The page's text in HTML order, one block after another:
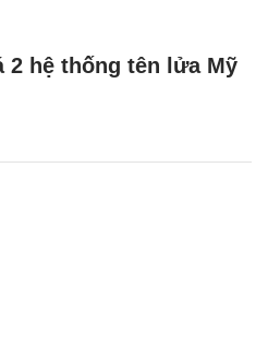
2 hệ thống tên lửa Mỹ